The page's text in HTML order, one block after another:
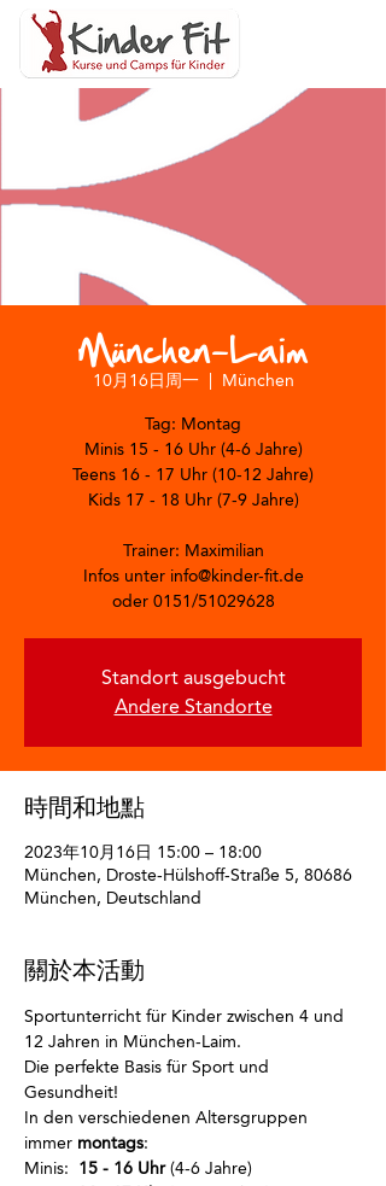
München-Laim
10月16日周一
  |
München
Tag: Montag
Minis 15 - 16 Uhr (4-6 Jahre)
Teens 16 - 17 Uhr (10-12 Jahre)
Kids 17 - 18 Uhr (7-9 Jahre)
Trainer: Maximilian
Infos unter info@kinder-fit.de
oder 0151/51029628
Standort ausgebucht
Andere Standorte
時間和地點
2023年10月16日 15:00 – 18:00
München, Droste-Hülshoff-Straße 5, 80686
München, Deutschland
關於本活動
Sportunterricht für Kinder zwischen 4 und
12 Jahren in München-Laim.
Die perfekte Basis für Sport und
Gesundheit!
In den verschiedenen Altersgruppen
immer montags:
Minis: 15 - 16 Uhr (4-6 Jahre)